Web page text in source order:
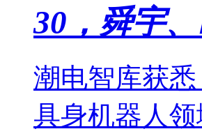
30，舜宇
潮电智库获
具身机器人